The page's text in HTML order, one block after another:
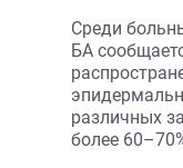
Среди
БА
различных
более